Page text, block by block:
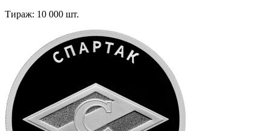
Тираж: 10 000 шт.